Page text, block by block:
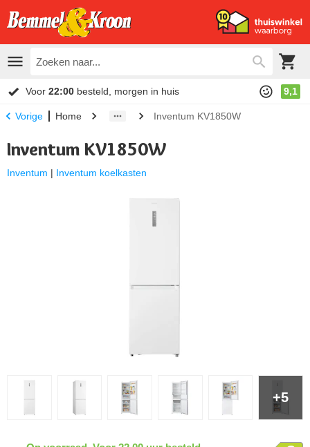
Voor 22:00 besteld, morgen in huis 9,1
Vorige Home Inventum KV1850W
Inventum KV1850W
Inventum | Inventum koelkasten
+5